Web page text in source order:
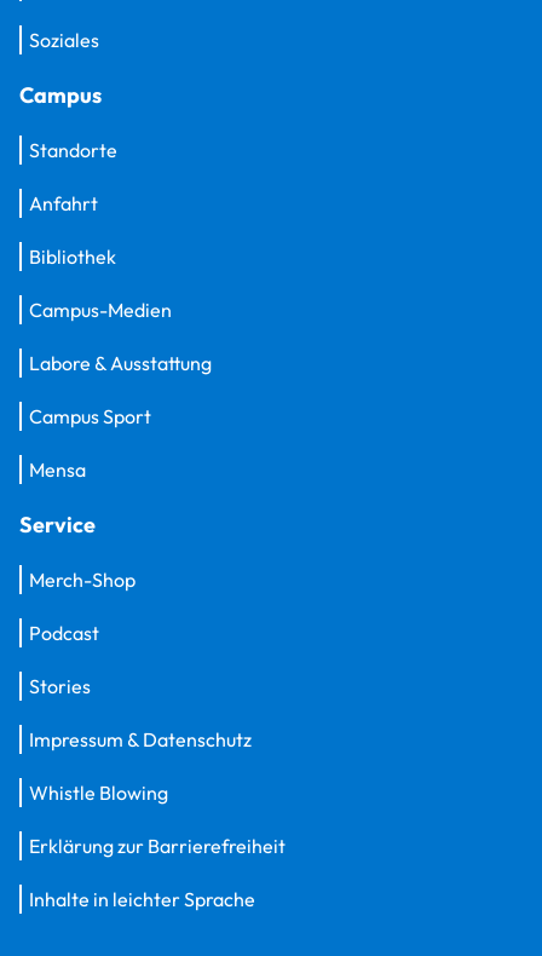
Soziales
Campus
Standorte
Anfahrt
Bibliothek
Campus-Medien
Labore & Ausstattung
Campus Sport
Mensa
Service
Merch-Shop
Podcast
Stories
Impressum & Datenschutz
Whistle Blowing
Erklärung zur Barrierefreiheit
Inhalte in leichter Sprache